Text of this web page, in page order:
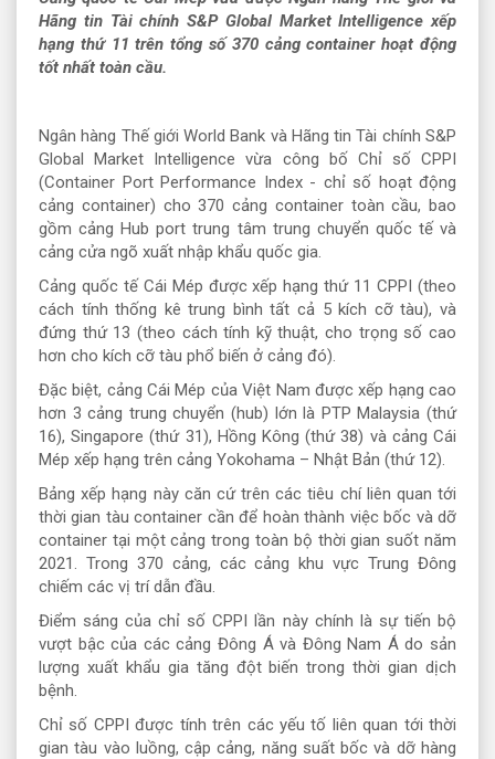
Hãng tin Tài chính S&P Global Market Intelligence xếp
hạng thứ 11 trên tổng số 370 cảng container hoạt động
tốt nhất toàn cầu.
Ngân hàng Thế giới World Bank và Hãng tin Tài chính S&P
Global Market Intelligence vừa công bố Chỉ số CPPI
(Container Port Performance Index - chỉ số hoạt động
cảng container) cho 370 cảng container toàn cầu, bao
gồm cảng Hub port trung tâm trung chuyển quốc tế và
cảng cửa ngõ xuất nhập khẩu quốc gia.
Cảng quốc tế Cái Mép được xếp hạng thứ 11 CPPI (theo
cách tính thống kê trung bình tất cả 5 kích cỡ tàu), và
đứng thứ 13 (theo cách tính kỹ thuật, cho trọng số cao
hơn cho kích cỡ tàu phổ biến ở cảng đó).
Đặc biệt, cảng Cái Mép của Việt Nam được xếp hạng cao
hơn 3 cảng trung chuyển (hub) lớn là PTP Malaysia (thứ
16), Singapore (thứ 31), Hồng Kông (thứ 38) và cảng Cái
Mép xếp hạng trên cảng Yokohama – Nhật Bản (thứ 12).
Bảng xếp hạng này căn cứ trên các tiêu chí liên quan tới
thời gian tàu container cần để hoàn thành việc bốc và dỡ
container tại một cảng trong toàn bộ thời gian suốt năm
2021. Trong 370 cảng, các cảng khu vực Trung Đông
chiếm các vị trí dẫn đầu.
Điểm sáng của chỉ số CPPI lần này chính là sự tiến bộ
vượt bậc của các cảng Đông Á và Đông Nam Á do sản
lượng xuất khẩu gia tăng đột biến trong thời gian dịch
bệnh.
Chỉ số CPPI được tính trên các yếu tố liên quan tới thời
gian tàu vào luồng, cập cảng, năng suất bốc và dỡ hàng